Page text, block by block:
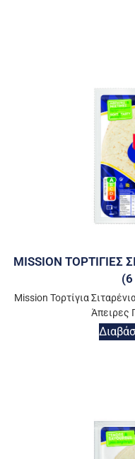
MISSION ΤΟΡΤΙΓΙΕΣ
Mission Τορτίγια
Άπειρες